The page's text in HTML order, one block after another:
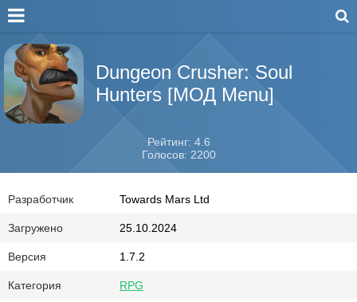
Dungeon Crusher: Soul
Hunters [МОД Menu]
Рейтинг: 4.6
Голосов: 2200
Разработчик Towards Mars Ltd
Загружено 25.10.2024
Версия 1.7.2
Категория RPG